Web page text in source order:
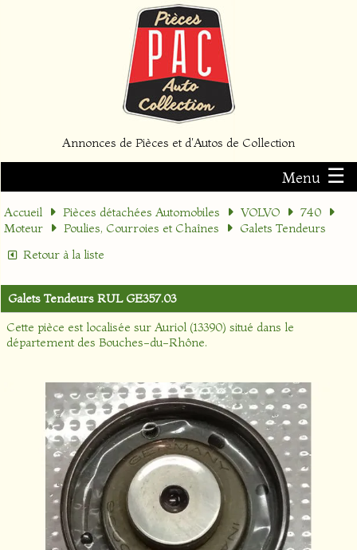
Annonces de Pièces et d'Autos de Collection
Menu ☰
Accueil Pièces détachées Automobiles VOLVO
740
Moteur
Poulies, Courroies et Chaînes
Galets Tendeurs
Retour à la liste
Galets Tendeurs RUL GE357.03
Cette pièce est localisée sur Auriol (13390) situé dans le
département des Bouches-du-Rhône.